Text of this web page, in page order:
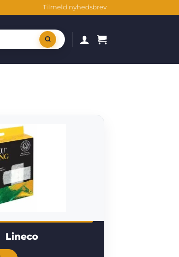
Tilmeld nyhedsbrev
Lineco